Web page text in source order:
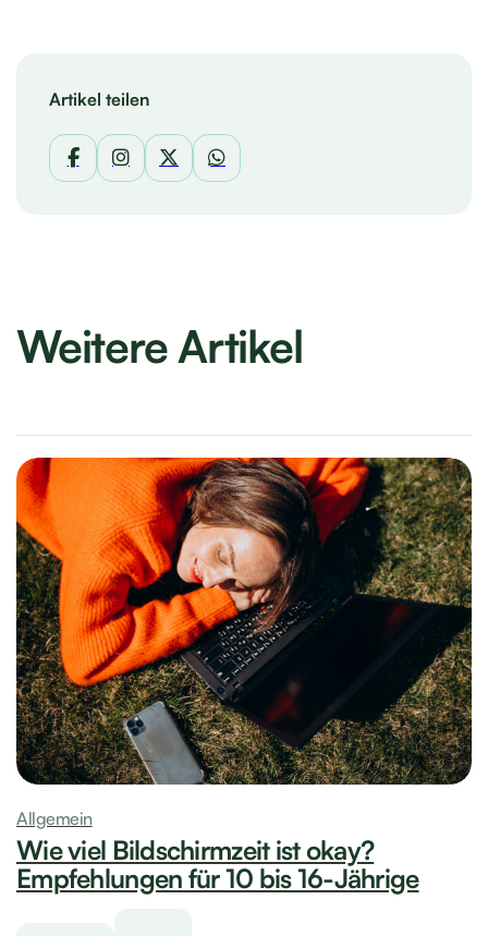
Artikel teilen
Weitere Artikel
Allgemein
Wie viel Bildschirmzeit ist okay?
Empfehlungen für 10 bis 16-Jährige